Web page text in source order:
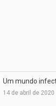
14 de abril de 2020